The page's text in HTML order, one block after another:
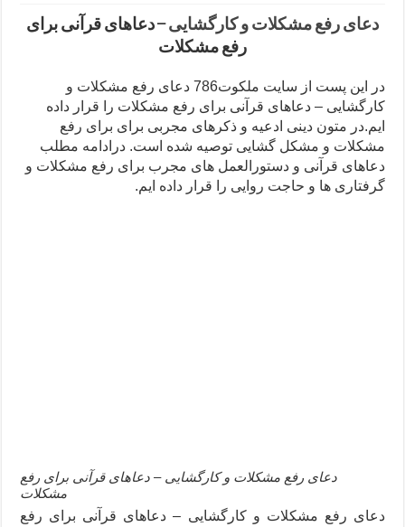
انواع ذکرهای الهی و خواص آن – مجرب ترین ذکرها برای برآوردن
دعای روزی و رفع فقر – دعای مجرب برای گشایش مالی و برکت در کار
ختم سوره تکاثر برای جذب ثروت – خواص و برکات سوره تکاثر
دعا قدرت و توانمندی – دعا برای افزایش انرژی بدن و قدرت بازو
دعای رفع مشکلات و کارگشایی– دعاهای قرآنی برای
رفع مشکلات
در این پست از سایت ملکوت786 دعای رفع مشکلات و
کارگشایی – دعاهای قرآنی برای رفع مشکلات را قرار داده
ایم.در متون دینی ادعیه و ذکرهای مجربی برای برای رفع
مشکلات و مشکل گشایی توصیه شده است. درادامه مطلب
دعاهای قرآنی و دستورالعمل های مجرب برای رفع مشکلات و
گرفتاری ها و حاجت روایی را قرار داده ایم.
دعای رفع مشکلات و کارگشایی – دعاهای قرآنی برای رفع
مشکلات
دعای رفع مشکلات و کارگشایی – دعاهای قرآنی برای رفع